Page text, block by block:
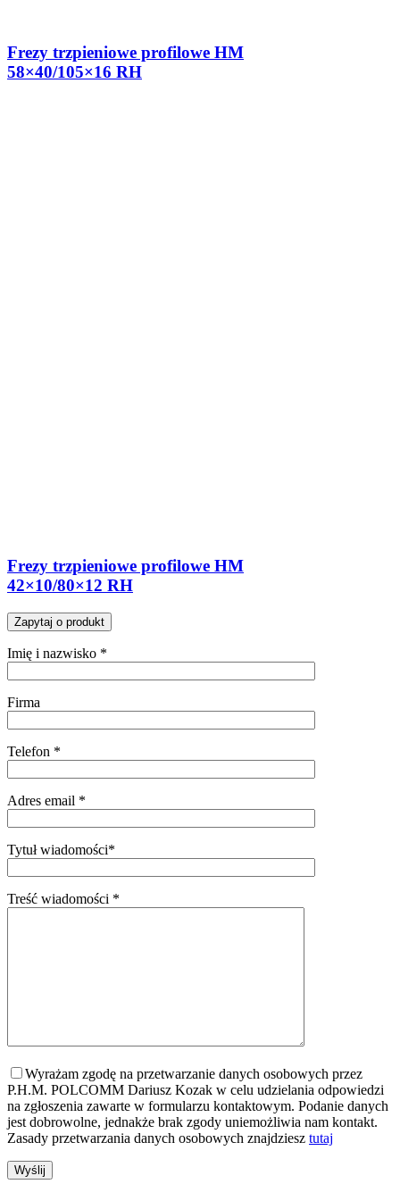
Frezy trzpieniowe profilowe HM
58×40/105×16 RH
Frezy trzpieniowe profilowe HM
42×10/80×12 RH
Zapytaj o produkt
Imię i nazwisko *
Firma
Telefon *
Adres email *
Tytuł wiadomości*
Treść wiadomości *
Wyrażam zgodę na przetwarzanie danych osobowych przez
P.H.M. POLCOMM Dariusz Kozak w celu udzielania odpowiedzi
na zgłoszenia zawarte w formularzu kontaktowym. Podanie danych
jest dobrowolne, jednakże brak zgody uniemożliwia nam kontakt.
Zasady przetwarzania danych osobowych znajdziesz tutaj